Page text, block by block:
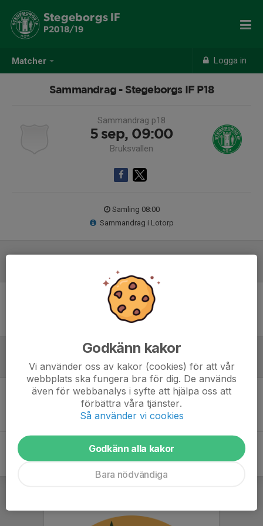
Matcher Logga in
Stegeborgs IF
P2018/19
Sammandrag - Stegeborgs IF P18
Sammandrag p18
5 sep, 09:00
Bruksvallen
Samling 08:00
Sammandrag i Lotorp
Ingen uppställning ifylld
Inför match
Inget skrivet
Godkänn kakor
Vi använder oss av kakor (cookies) för att vår
webbplats ska fungera bra för dig. De används
även för webbanalys i syfte att hjälpa oss att
förbättra våra tjänster.
Så använder vi cookies
Godkänn alla kakor
Bara nödvändiga